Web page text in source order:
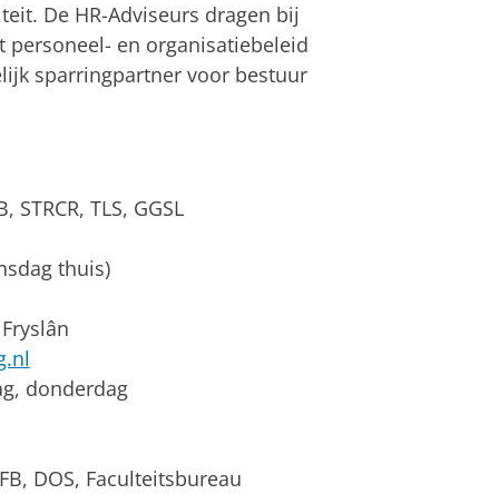
De HR-Adviseurs dragen bij
en organisatiebeleid
sparringpartner voor bestuur
STRCR, TLS, GGSL
thuis)
donderdag
DOS, Faculteitsbureau